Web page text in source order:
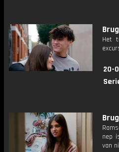
Het
20-
nep
van